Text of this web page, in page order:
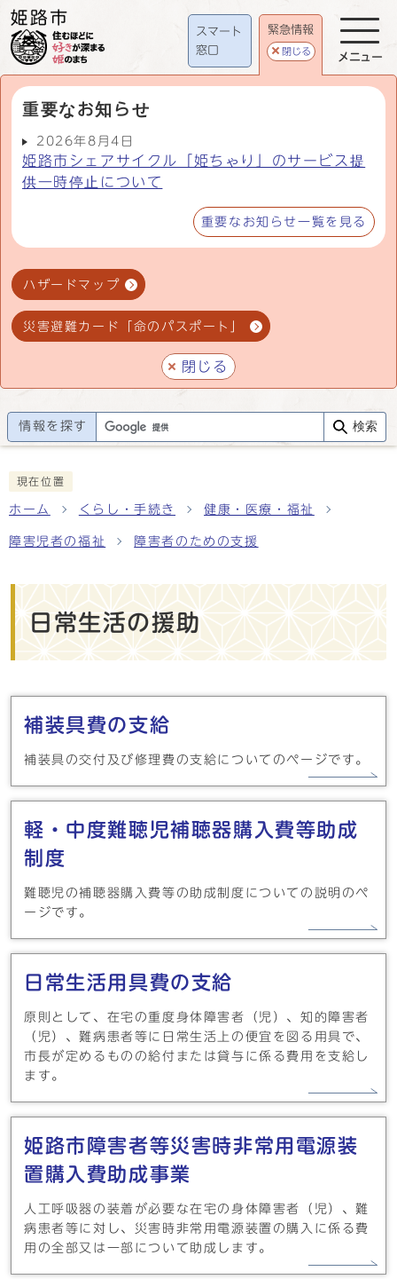
スマート
窓口
緊急情報
閉じる
重要なお知らせ
2026年8月4日
姫路市シェアサイクル「姫ちゃり」のサービス提
供一時停止について
重要なお知らせ一覧を見る
ハザードマップ
災害避難カード「命のパスポート」
閉じる
メニュー
情報を探す 検索
現在位置
ホーム くらし・手続き 健康・医療・福祉
障害児者の福祉 障害者のための支援
日常生活の援助
メインメニュー
補装具費の支給
補装具の交付及び修理費の支給についてのページです。
軽・中度難聴児補聴器購入費等助成
制度
難聴児の補聴器購入費等の助成制度についての説明のペ
ージです。
日常生活用具費の支給
原則として、在宅の重度身体障害者（児）、知的障害者
（児）、難病患者等に日常生活上の便宜を図る用具で、
市長が定めるものの給付または貸与に係る費用を支給し
ます。
姫路市障害者等災害時非常用電源装
置購入費助成事業
人工呼吸器の装着が必要な在宅の身体障害者（児）、難
病患者等に対し、災害時非常用電源装置の購入に係る費
用の全部又は一部について助成します。